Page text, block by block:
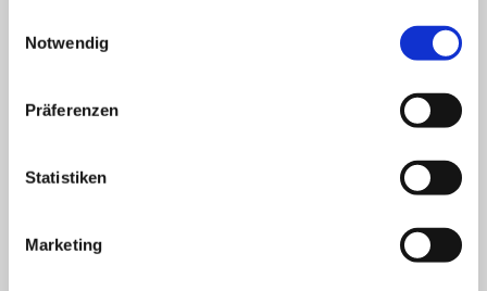
Notwendig
Präferenzen
Statistiken
Marketing